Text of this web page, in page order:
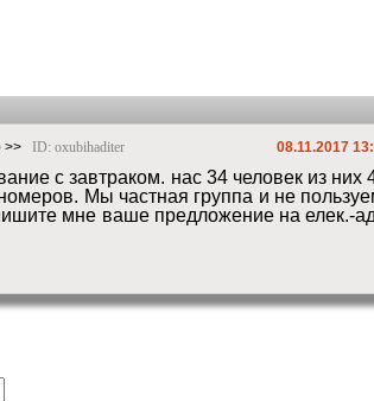
>> ID: oxubihaditer 08.11.2017
с завтраком. нас 34 человек из них
Мы частная группа и не
мне ваше предложение на елек.-